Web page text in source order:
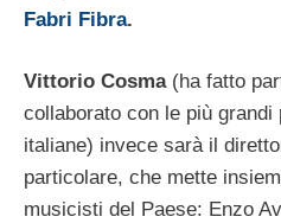
Fabri Fibra.
Vittorio Cosma(ha fatto
collaborato con le più
italiane) invece sarà il
particolare, che mette
musicisti del Paese: Enzo